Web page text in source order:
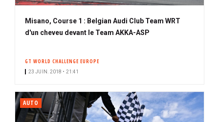
Misano, Course 1 : Belgian Audi Club Team WRT
d'un cheveu devant le Team AKKA-ASP
GT WORLD CHALLENGE EUROPE
23 JUIN. 2018 • 21:41
AUTO